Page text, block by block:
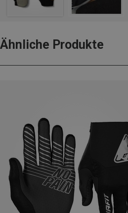
Ähnliche Produkte